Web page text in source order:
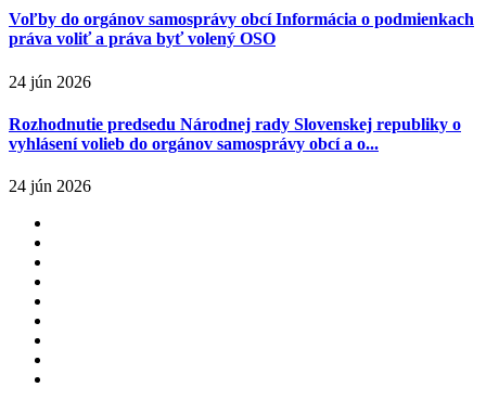
Voľby do orgánov samosprávy obcí Informácia o podmienkach
práva voliť a práva byť volený OSO
24 jún 2026
Rozhodnutie predsedu Národnej rady Slovenskej republiky o
vyhlásení volieb do orgánov samosprávy obcí a o...
24 jún 2026